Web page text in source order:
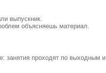
выпускник.
объясняешь материал.
занятия проходят по выходным